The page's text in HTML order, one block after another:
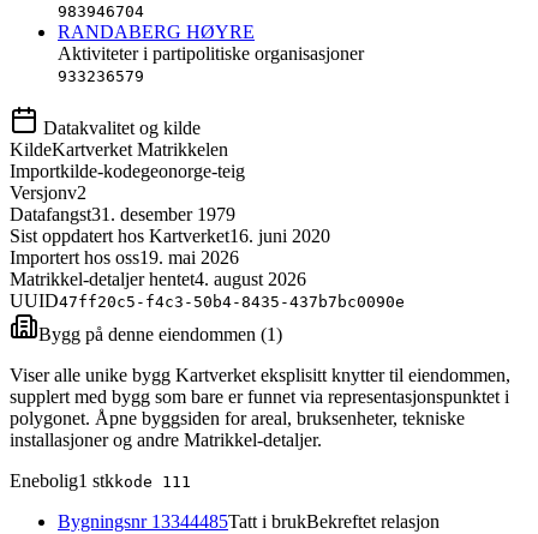
983946704
RANDABERG HØYRE
Aktiviteter i partipolitiske organisasjoner
933236579
Datakvalitet og kilde
KildeKartverket Matrikkelen
Importkilde-kodegeonorge-teig
Versjonv2
Datafangst31. desember 1979
Sist oppdatert hos Kartverket16. juni 2020
Importert hos oss19. mai 2026
Matrikkel-detaljer hentet4. august 2026
UUID47ff20c5-f4c3-50b4-8435-437b7bc0090e
Bygg på denne eiendommen (1)
Viser alle unike bygg Kartverket eksplisitt knytter til eiendommen,
supplert med bygg som bare er funnet via representasjonspunktet i
polygonet. Åpne byggsiden for areal, bruksenheter, tekniske
installasjoner og andre Matrikkel-detaljer.
Enebolig1 stkkode 111
Bygningsnr 13344485Tatt i brukBekreftet relasjon